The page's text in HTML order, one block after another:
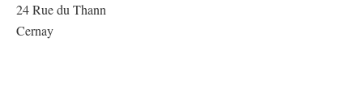
24 Rue du Thann
Cernay